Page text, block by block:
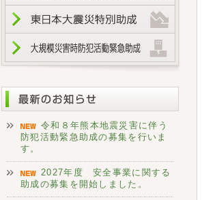
令和８年熊本地震災害に伴う
防犯活動緊急助成の募集を行いま
す。
2027年度 安全事業に関する
助成の募集を開始しました。